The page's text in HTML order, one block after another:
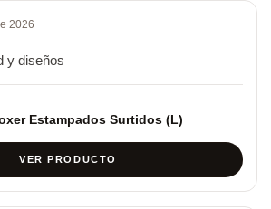
2026
y diseños
Estampados Surtidos (L)
VER PRODUCTO